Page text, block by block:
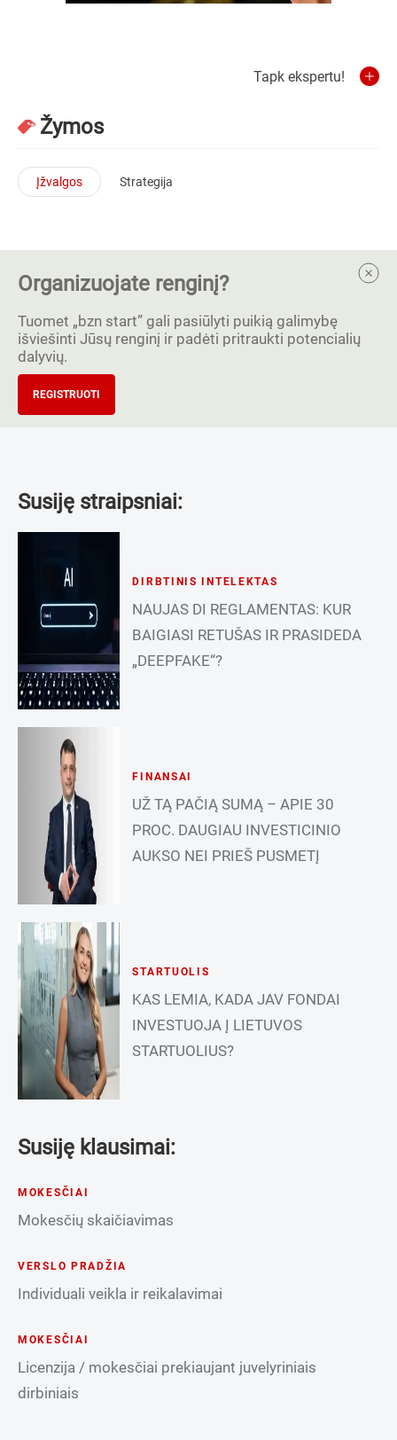
Tapk ekspertu!
Žymos
Įžvalgos Strategija
Organizuojate renginį?
Tuomet „bzn start” gali pasiūlyti puikią galimybę
išviešinti Jūsų renginį ir padėti pritraukti potencialių
dalyvių.
REGISTRUOTI
Susiję straipsniai:
DIRBTINIS INTELEKTAS
NAUJAS DI REGLAMENTAS: KUR
BAIGIASI RETUŠAS IR PRASIDEDA
„DEEPFAKE“?
FINANSAI
UŽ TĄ PAČIĄ SUMĄ – APIE 30
PROC. DAUGIAU INVESTICINIO
AUKSO NEI PRIEŠ PUSMETĮ
STARTUOLIS
KAS LEMIA, KADA JAV FONDAI
INVESTUOJA Į LIETUVOS
STARTUOLIUS?
Susiję klausimai:
MOKESČIAI
Mokesčių skaičiavimas
VERSLO PRADŽIA
Individuali veikla ir reikalavimai
MOKESČIAI
Licenzija / mokesčiai prekiaujant juvelyriniais
dirbiniais